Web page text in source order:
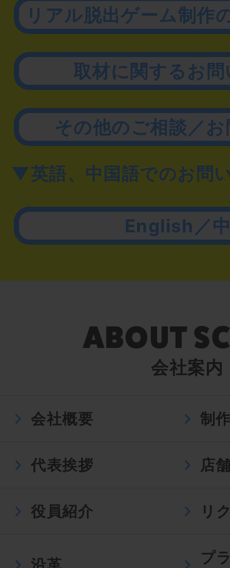
リアル脱出ゲーム制作
取材に関するお
その他のご相談／
▼英語、中国語でのお問
English／
会社案内
会社概要 制
代表挨拶 店
役員紹介 リ
プ